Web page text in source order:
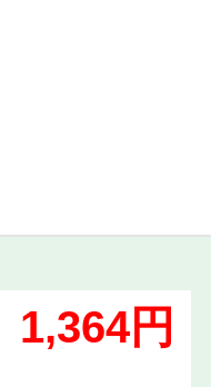
1,364円